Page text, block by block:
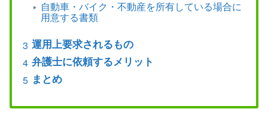
自動車・バイク・不動産を所有している場合に
用意する書類
運用上要求されるもの
弁護士に依頼するメリット
まとめ